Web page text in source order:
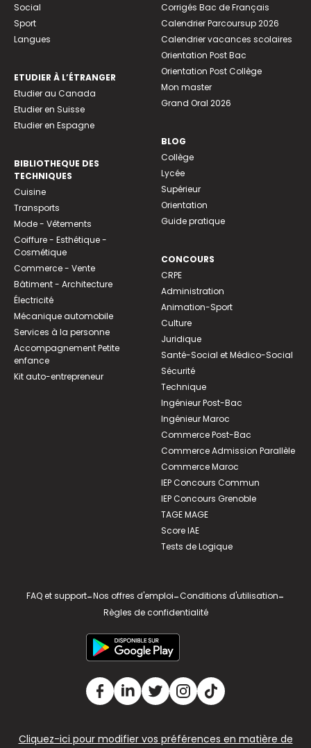
Social
Sport
Langues
ETUDIER À L’ÉTRANGER
Etudier au Canada
Etudier en Suisse
Etudier en Espagne
BIBLIOTHEQUE DES
TECHNIQUES
Cuisine
Transports
Mode - Vêtements
Coiffure - Esthétique -
Cosmétique
Commerce - Vente
Bâtiment - Architecture
Électricité
Mécanique automobile
Services à la personne
Accompagnement Petite
enfance
Kit auto-entrepreneur
Corrigés Bac de Français
Calendrier Parcoursup 2026
Calendrier vacances scolaires
Orientation Post Bac
Orientation Post Collège
Mon master
Grand Oral 2026
BLOG
Collège
Lycée
Supérieur
Orientation
Guide pratique
CONCOURS
CRPE
Administration
Animation-Sport
Culture
Juridique
Santé-Social et Médico-Social
Sécurité
Technique
Ingénieur Post-Bac
Ingénieur Maroc
Commerce Post-Bac
Commerce Admission Parallèle
Commerce Maroc
IEP Concours Commun
IEP Concours Grenoble
TAGE MAGE
Score IAE
Tests de Logique
FAQ et support-Nos offres d'emploi-Conditions d'utilisation-
Règles de confidentialité
Cliquez-ici pour modifier vos préférences en matière de